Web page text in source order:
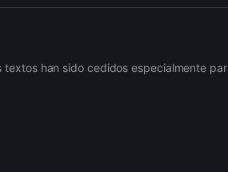
han sido cedidos